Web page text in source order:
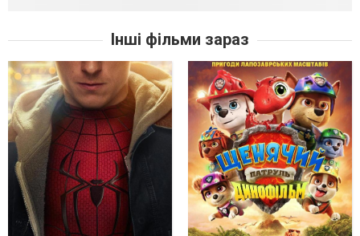
Інші фільми зараз